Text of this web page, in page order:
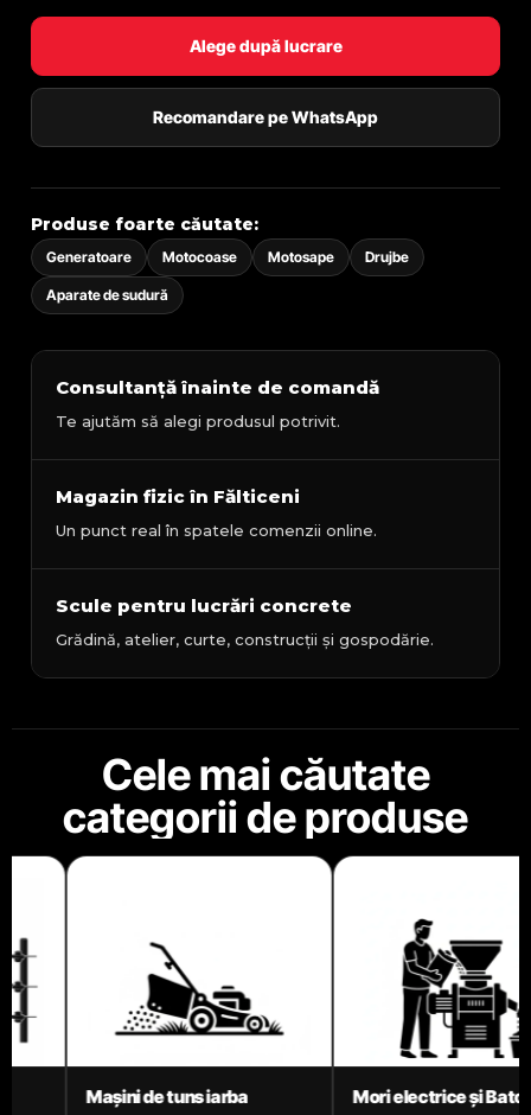
Alege după lucrare
Recomandare pe WhatsApp
Produse foarte căutate:
Generatoare Motocoase Motosape Drujbe
Aparate de sudură
Consultanță înainte de comandă
Te ajutăm să alegi produsul potrivit.
Magazin fizic în Fălticeni
Un punct real în spatele comenzii online.
Scule pentru lucrări concrete
Grădină, atelier, curte, construcții și gospodărie.
Cele mai căutate
categorii de produse
Mori electrice și Batoze Motoare termice